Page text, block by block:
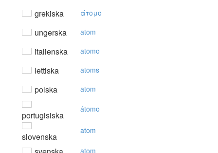
grekiska
άτoμo
ungerska atom
italienska atomo
lettiska atoms
polska atom
portugisiska
átomo
slovenska
atom
atom